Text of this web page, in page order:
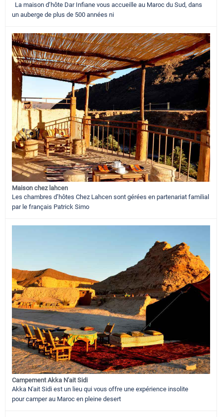
La maison d’hôte Dar Infiane vous accueille au Maroc du Sud, dans
un auberge de plus de 500 années ni
Maison chez lahcen
Les chambres d’hôtes Chez Lahcen sont gérées en partenariat familial
par le français Patrick Simo
Campement Akka N'ait Sidi
Akka N'ait Sidi est un lieu qui vous offre une expérience insolite
pour camper au Maroc en pleine desert